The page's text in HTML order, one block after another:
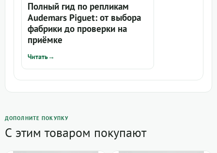
Полный гид по репликам
Audemars Piguet: от выбора
фабрики до проверки на
приёмке
Читать→
ДОПОЛНИТЕ ПОКУПКУ
С этим товаром покупают